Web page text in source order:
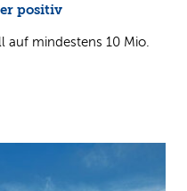
positiv
auf mindestens 10 Mio.